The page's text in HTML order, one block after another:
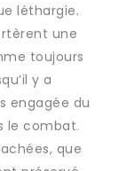
léthargie.
une
toujours
y a
engagée du
le combat.
que